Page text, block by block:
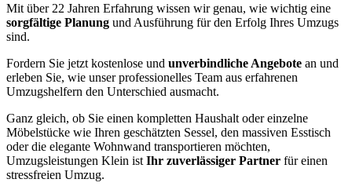
Mit über 22 Jahren Erfahrung wissen wir genau, wie wichtig eine
sorgfältige Planung und Ausführung für den Erfolg Ihres Umzugs
sind.
Fordern Sie jetzt kostenlose und unverbindliche Angebote an und
erleben Sie, wie unser professionelles Team aus erfahrenen
Umzugshelfern den Unterschied ausmacht.
Ganz gleich, ob Sie einen kompletten Haushalt oder einzelne
Möbelstücke wie Ihren geschätzten Sessel, den massiven Esstisch
oder die elegante Wohnwand transportieren möchten,
Umzugsleistungen Klein ist Ihr zuverlässiger Partner für einen
stressfreien Umzug.